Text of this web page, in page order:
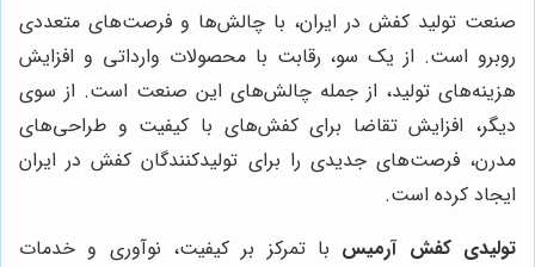
صنعت تولید کفش در ایران، با چالش‌ها و فرصت‌های متعددی
روبرو است. از یک سو، رقابت با محصولات وارداتی و افزایش
هزینه‌های تولید، از جمله چالش‌های این صنعت است. از سوی
دیگر، افزایش تقاضا برای کفش‌های با کیفیت و طراحی‌های
مدرن، فرصت‌های جدیدی را برای تولیدکنندگان کفش در ایران
ایجاد کرده است.
تولیدی کفش آرمیس با تمرکز بر کیفیت، نوآوری و خدمات